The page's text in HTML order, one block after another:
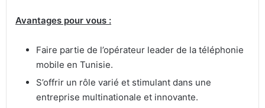
Avantages pour vous :
Faire partie de l’opérateur leader de la téléphonie
mobile en Tunisie.
S’offrir un rôle varié et stimulant dans une
entreprise multinationale et innovante.